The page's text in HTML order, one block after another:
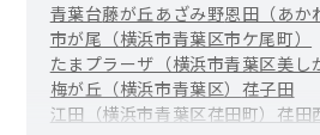
青葉台藤が丘あざみ野恩田（あか
市が尾（横浜市青葉区市ケ尾町）
たまプラーザ（横浜市青葉区美し
梅が丘（横浜市青葉区） 荏子田
江田（横浜市青葉区荏田町） 荏田